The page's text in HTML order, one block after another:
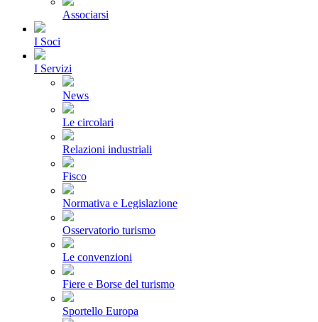
Associarsi
I Soci
I Servizi
News
Le circolari
Relazioni industriali
Fisco
Normativa e Legislazione
Osservatorio turismo
Le convenzioni
Fiere e Borse del turismo
Sportello Europa